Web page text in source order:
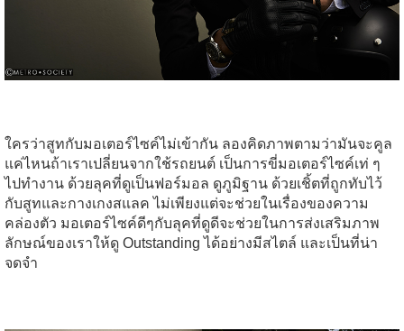
ใครว่าสูทกับมอเตอร์ไซค์ไม่เข้ากัน ลองคิดภาพตามว่ามันจะคูล
แค่ไหนถ้าเราเปลี่ยนจากใช้รถยนต์ เป็นการขี่มอเตอร์ไซค์เท่ ๆ
ไปทำงาน ด้วยลุคที่ดูเป็นฟอร์มอล ดูภูมิฐาน ด้วยเชิ้ตที่ถูกทับไว้
กับสูทและกางเกงสแลค ไม่เพียงแต่จะช่วยในเรื่องของความ
คล่องตัว มอเตอร์ไซค์ดีๆกับลุคที่ดูดีจะช่วยในการส่งเสริมภาพ
ลักษณ์ของเราให้ดู Outstanding ได้อย่างมีสไตล์ และเป็นที่น่า
จดจำ